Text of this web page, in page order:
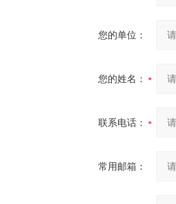
您的单位：
您的姓名：
联系电话：
常用邮箱：